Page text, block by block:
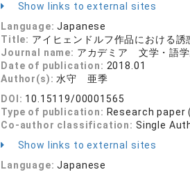
Show links to external sites
Language:Japanese
Title: アイヒェンドルフ作品における
Journal name: アカデミア 文学・語
Date of publication: 2018.01
Author(s):水守 亜季
DOI: 10.15119/00001565
Type of publication: Research
Co-author classification: Single
Show links to external sites
Language:Japanese